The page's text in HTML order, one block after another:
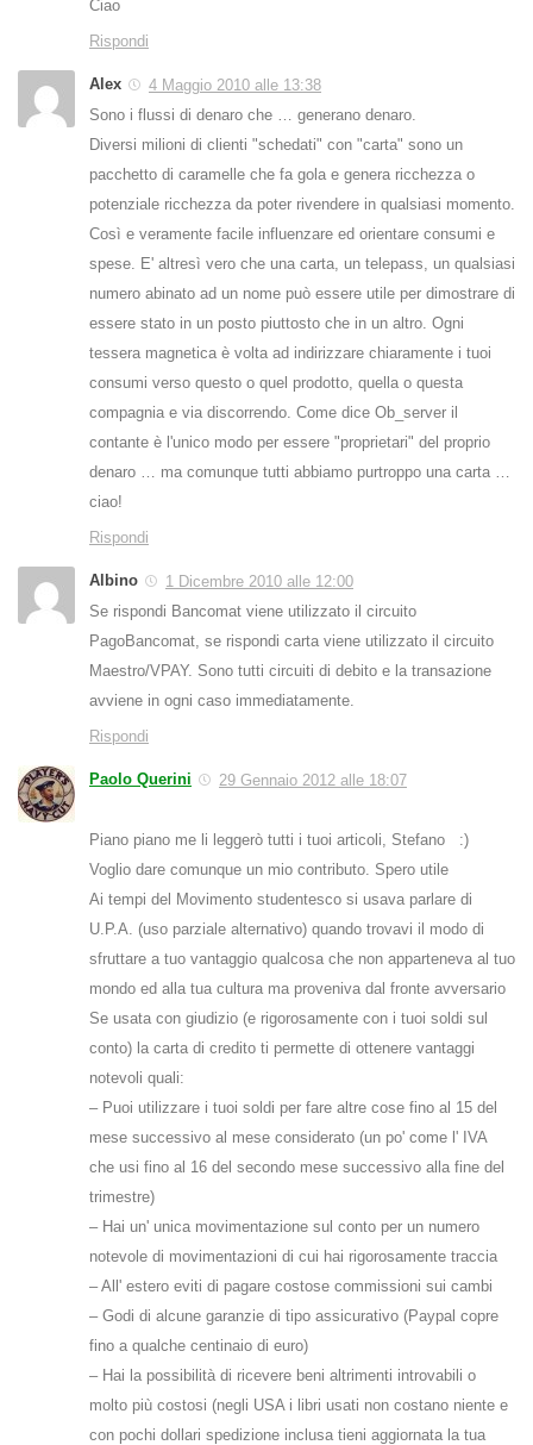
Ciao
Rispondi
Alex
4 Maggio 2010 alle 13:38
Sono i flussi di denaro che … generano denaro.
Diversi milioni di clienti "schedati" con "carta" sono un
pacchetto di caramelle che fa gola e genera ricchezza o
potenziale ricchezza da poter rivendere in qualsiasi momento.
Così e veramente facile influenzare ed orientare consumi e
spese. E' altresì vero che una carta, un telepass, un qualsiasi
numero abinato ad un nome può essere utile per dimostrare di
essere stato in un posto piuttosto che in un altro. Ogni
tessera magnetica è volta ad indirizzare chiaramente i tuoi
consumi verso questo o quel prodotto, quella o questa
compagnia e via discorrendo. Come dice Ob_server il
contante è l'unico modo per essere "proprietari" del proprio
denaro … ma comunque tutti abbiamo purtroppo una carta …
ciao!
Rispondi
Albino
1 Dicembre 2010 alle 12:00
Se rispondi Bancomat viene utilizzato il circuito
PagoBancomat, se rispondi carta viene utilizzato il circuito
Maestro/VPAY. Sono tutti circuiti di debito e la transazione
avviene in ogni caso immediatamente.
Rispondi
Paolo Querini 29 Gennaio 2012 alle 18:07
Piano piano me li leggerò tutti i tuoi articoli, Stefano :)
Voglio dare comunque un mio contributo. Spero utile
Ai tempi del Movimento studentesco si usava parlare di
U.P.A. (uso parziale alternativo) quando trovavi il modo di
sfruttare a tuo vantaggio qualcosa che non apparteneva al tuo
mondo ed alla tua cultura ma proveniva dal fronte avversario
Se usata con giudizio (e rigorosamente con i tuoi soldi sul
conto) la carta di credito ti permette di ottenere vantaggi
notevoli quali:
– Puoi utilizzare i tuoi soldi per fare altre cose fino al 15 del
mese successivo al mese considerato (un po' come l' IVA
che usi fino al 16 del secondo mese successivo alla fine del
trimestre)
– Hai un' unica movimentazione sul conto per un numero
notevole di movimentazioni di cui hai rigorosamente traccia
– All' estero eviti di pagare costose commissioni sui cambi
– Godi di alcune garanzie di tipo assicurativo (Paypal copre
fino a qualche centinaio di euro)
– Hai la possibilità di ricevere beni altrimenti introvabili o
molto più costosi (negli USA i libri usati non costano niente e
con pochi dollari spedizione inclusa tieni aggiornata la tua